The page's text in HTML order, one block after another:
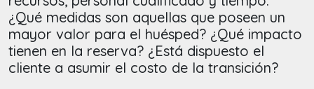
¿Qué medidas son aquellas que poseen un
mayor valor para el huésped? ¿Qué impacto
tienen en la reserva? ¿Está dispuesto el
cliente a asumir el costo de la transición?